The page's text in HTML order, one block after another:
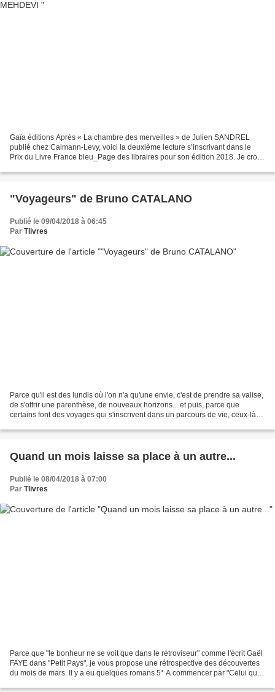
Gaïa éditions Après « La chambre des merveilles » de Julien SANDREL
publié chez Calmann-Levy, voici la deuxième lecture s’inscrivant dans le
Prix du Livre France bleu_Page des libraires pour son édition 2018. Je crois
"Voyageurs" de Bruno CATALANO
Publié le 09/04/2018 à 06:45
Par Tlivres
Parce qu'il est des lundis où l'on n'a qu'une envie, c'est de prendre sa valise,
de s'offrir une parenthèse, de nouveaux horizons... et puis, parce que
certains font des voyages qui s'inscrivent dans un parcours de vie, ceux-là
Quand un mois laisse sa place à un autre...
Publié le 08/04/2018 à 07:00
Par Tlivres
Parce que "le bonheur ne se voit que dans le rétroviseur" comme l'écrit Gaël
FAYE dans "Petit Pays", je vous propose une rétrospective des découvertes
du mois de mars. Il y a eu quelques romans 5* A commencer par "Celui qui